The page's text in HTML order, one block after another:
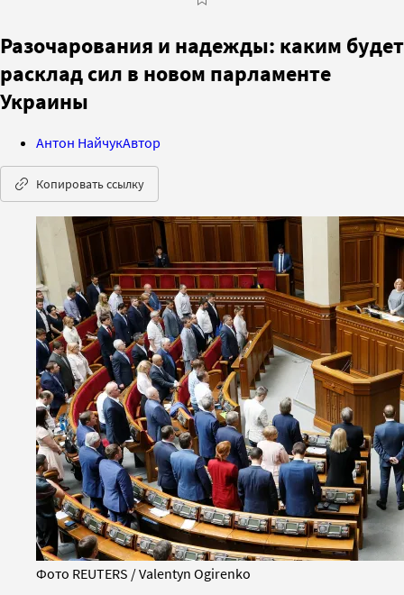
Разочарования и надежды: каким будет
расклад сил в новом парламенте
Украины
Антон НайчукАвтор
Копировать ссылку
Фото REUTERS / Valentyn Ogirenko